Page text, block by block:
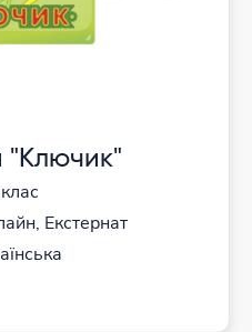
"Ключик"
Екстернат